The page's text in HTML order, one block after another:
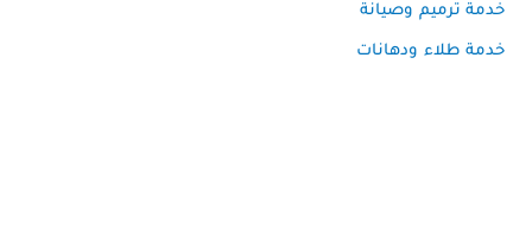
خدمة ترميم وصيانة
خدمة طلاء ودهانات